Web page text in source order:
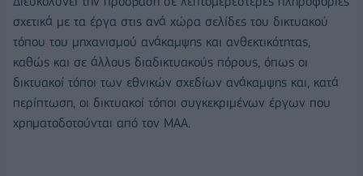
σχετικά με τα έργα στις ανά χώρα σελίδες του δικτυακού
τόπου του μηχανισμού ανάκαμψης και ανθεκτικότητας,
καθώς και σε άλλους διαδικτυακούς πόρους, όπως οι
δικτυακοί τόποι των εθνικών σχεδίων ανάκαμψης και, κατά
περίπτωση, οι δικτυακοί τόποι συγκεκριμένων έργων που
χρηματοδοτούνται από τον ΜΑΑ.